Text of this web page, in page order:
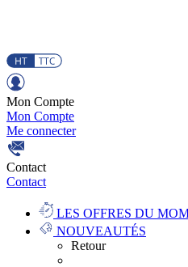
Mon Compte
Mon Compte
Me connecter
Contact
Contact
LES OFFRES DU
NOUVEAUTÉS
Retour